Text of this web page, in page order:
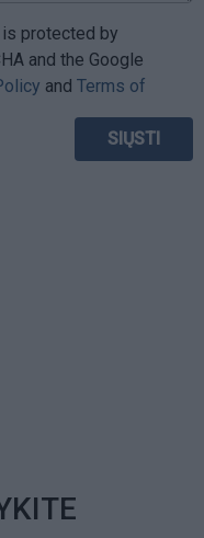
protected by
and the Google
and Terms of